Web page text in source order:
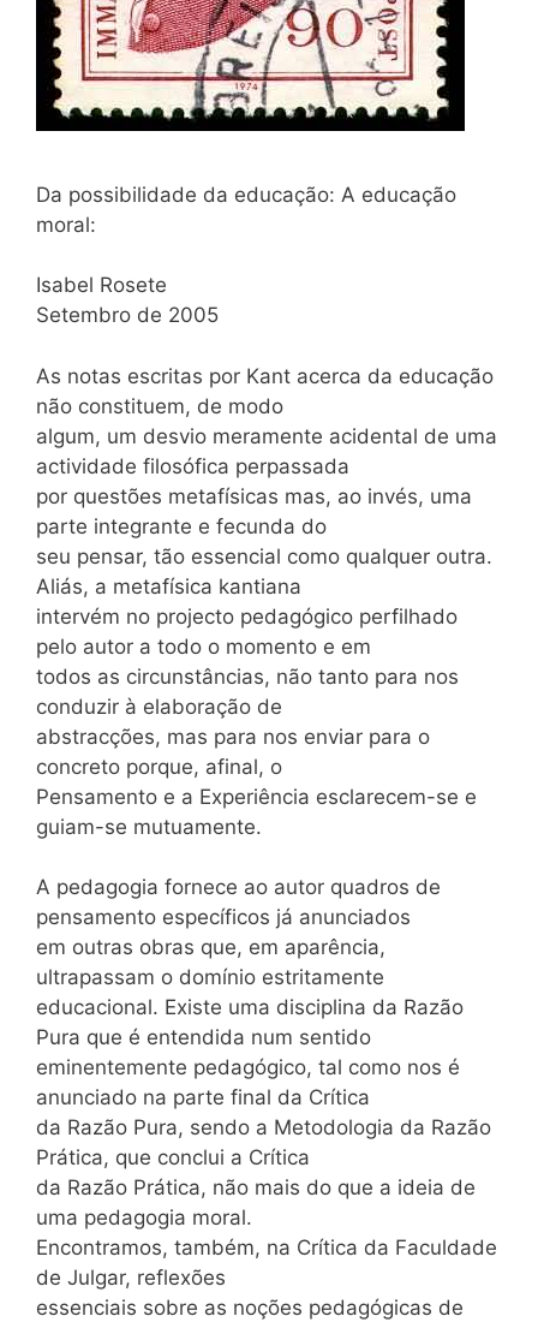
Da possibilidade da educação: A educação
moral:
Isabel Rosete
Setembro de 2005
As notas escritas por Kant acerca da educação
não constituem, de modo
algum, um desvio meramente acidental de uma
actividade filosófica perpassada
por questões metafísicas mas, ao invés, uma
parte integrante e fecunda do
seu pensar, tão essencial como qualquer outra.
Aliás, a metafísica kantiana
intervém no projecto pedagógico perfilhado
pelo autor a todo o momento e em
todos as circunstâncias, não tanto para nos
conduzir à elaboração de
abstracções, mas para nos enviar para o
concreto porque, afinal, o
Pensamento e a Experiência esclarecem-se e
guiam-se mutuamente.
A pedagogia fornece ao autor quadros de
pensamento específicos já anunciados
em outras obras que, em aparência,
ultrapassam o domínio estritamente
educacional. Existe uma disciplina da Razão
Pura que é entendida num sentido
eminentemente pedagógico, tal como nos é
anunciado na parte final da Crítica
da Razão Pura, sendo a Metodologia da Razão
Prática, que conclui a Crítica
da Razão Prática, não mais do que a ideia de
uma pedagogia moral.
Encontramos, também, na Crítica da Faculdade
de Julgar, reflexões
essenciais sobre as noções pedagógicas de